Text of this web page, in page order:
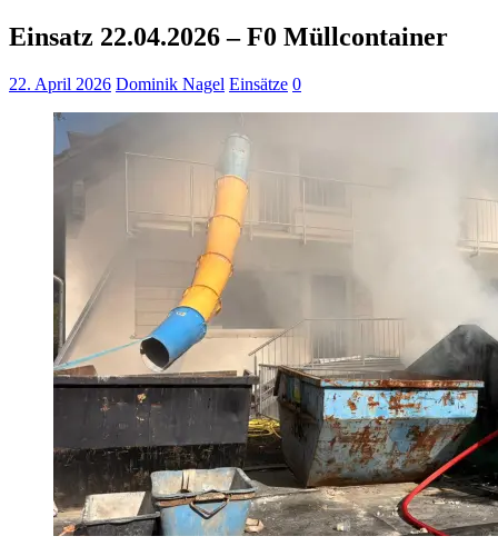
Einsatz 22.04.2026 – F0 Müllcontainer
22. April 2026 Dominik Nagel Einsätze 0